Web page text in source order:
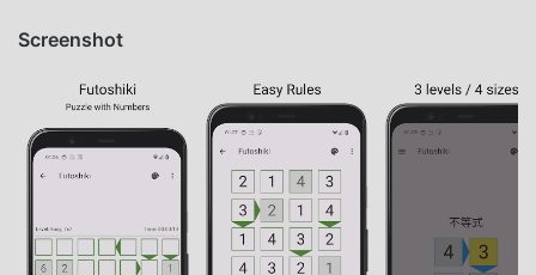
Screenshot